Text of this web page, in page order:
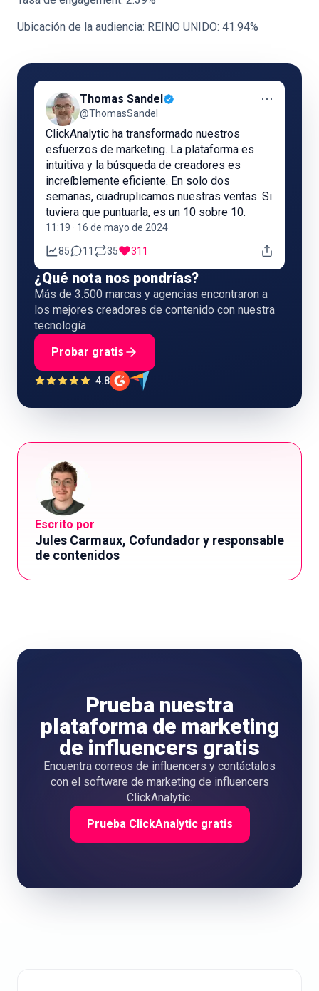
Ubicación de la audiencia: REINO UNIDO: 41.94%
Thomas Sandel
@ThomasSandel
⋯
ClickAnalytic ha transformado nuestros
esfuerzos de marketing. La plataforma es
intuitiva y la búsqueda de creadores es
increíblemente eficiente. En solo dos
semanas, cuadruplicamos nuestras ventas. Si
tuviera que puntuarla, es un 10 sobre 10.
11:19 · 16 de mayo de 2024
85 11 35 311
¿Qué nota nos pondrías?
Más de 3.500 marcas y agencias encontraron a
los mejores creadores de contenido con nuestra
tecnología
Probar gratis
4.8
Escrito por
Jules Carmaux, Cofundador y responsable
de contenidos
Prueba nuestra
plataforma de marketing
de influencers gratis
Encuentra correos de influencers y contáctalos
con el software de marketing de influencers
ClickAnalytic.
Prueba ClickAnalytic gratis